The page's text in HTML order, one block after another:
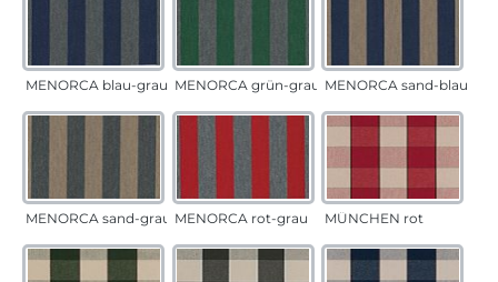
MENORCA blau-grau MENORCA grün-grau MENORCA sand-blau
MENORCA sand-grau MENORCA rot-grau MÜNCHEN rot